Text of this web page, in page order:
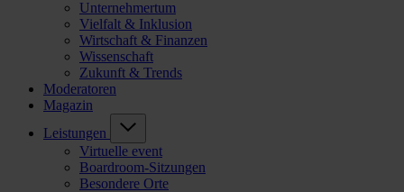
Unternehmertum
Vielfalt & Inklusion
Wirtschaft & Finanzen
Wissenschaft
Zukunft & Trends
Moderatoren
Magazin
Leistungen
Virtuelle event
Boardroom-Sitzungen
Besondere Orte